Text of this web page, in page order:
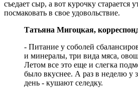
съедает сыр, а вот курочку старается
посмаковать в свое удовольствие.
Татьяна Мигоцкая,
- Питание у соболей
и минералы, три вида мяса,
Летом все это еще и слегка
было вкуснее. А раз в неделю у
день - кушают селедку.